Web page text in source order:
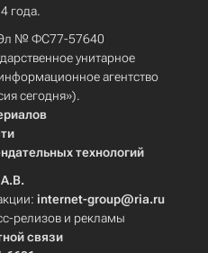
года.
Эл № ФС77-57640
унитарное
агентство
сегодня»).
технологий
internet-group@ria.ru
релизов и рекламы
связи